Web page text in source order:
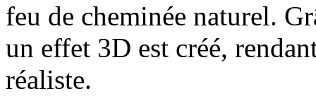
feu de cheminée naturel.
un effet 3D est créé,
réaliste.